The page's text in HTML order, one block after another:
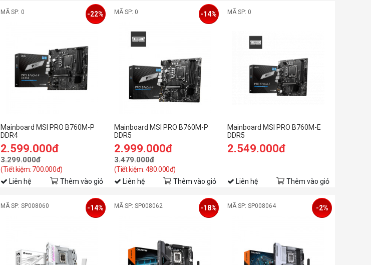
MÃ SP: 0
Mainboard MSI PRO B760M-P
DDR4
2.599.000đ
3.299.000đ
(Tiết kiệm: 700.000đ)
-22%
Liên hệ Thêm vào giỏ
MÃ SP: 0
Mainboard MSI PRO B760M-P
DDR5
2.999.000đ
3.479.000đ
(Tiết kiệm: 480.000đ)
-14%
Liên hệ Thêm vào giỏ
MÃ SP: 0
Mainboard MSI PRO B760M-E
DDR5
2.549.000đ
Liên hệ Thêm vào giỏ
MÃ SP: SP008060 -14% MÃ SP: SP008062 -18% MÃ SP: SP008064 -2%